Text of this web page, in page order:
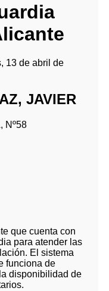
13 de abril de
JAVIER
Nº58
que cuenta con
para atender las
El sistema
funciona de
disponibilidad de